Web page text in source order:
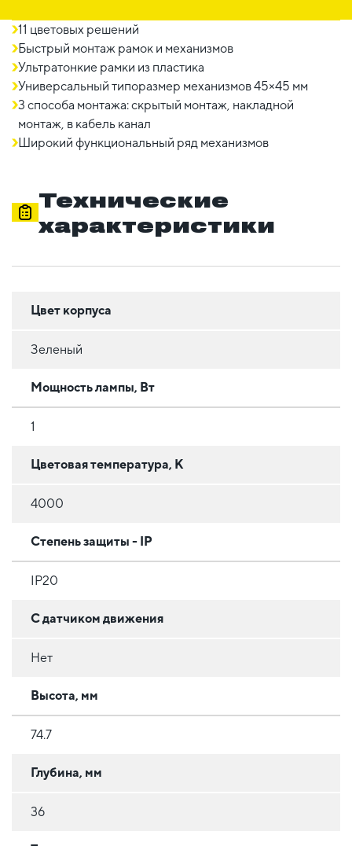
11 цветовых решений
Быстрый монтаж рамок и механизмов
Ультратонкие рамки из пластика
Универсальный типоразмер механизмов 45×45 мм
3 способа монтажа: скрытый монтаж, накладной
монтаж, в кабель канал
Широкий функциональный ряд механизмов
Технические
характеристики
Цвет корпуса
Зеленый
Мощность лампы, Вт
1
Цветовая температура, К
4000
Степень защиты - IP
IP20
С датчиком движения
Нет
Высота, мм
74.7
Глубина, мм
36